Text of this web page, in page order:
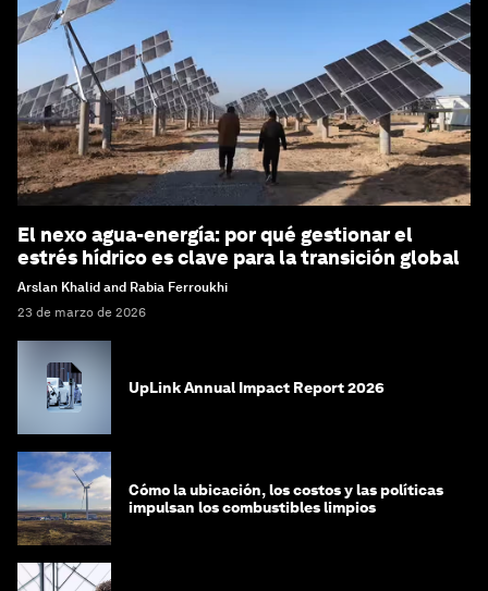
El nexo agua-energía: por qué gestionar el
estrés hídrico es clave para la transición global
Arslan Khalid and Rabia Ferroukhi
23 de marzo de 2026
UpLink Annual Impact Report 2026
Cómo la ubicación, los costos y las políticas
impulsan los combustibles limpios